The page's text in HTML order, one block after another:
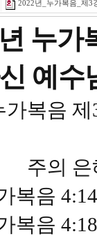
2022년_누가복음_제3
누가
예수
년
혜의
복음
복음